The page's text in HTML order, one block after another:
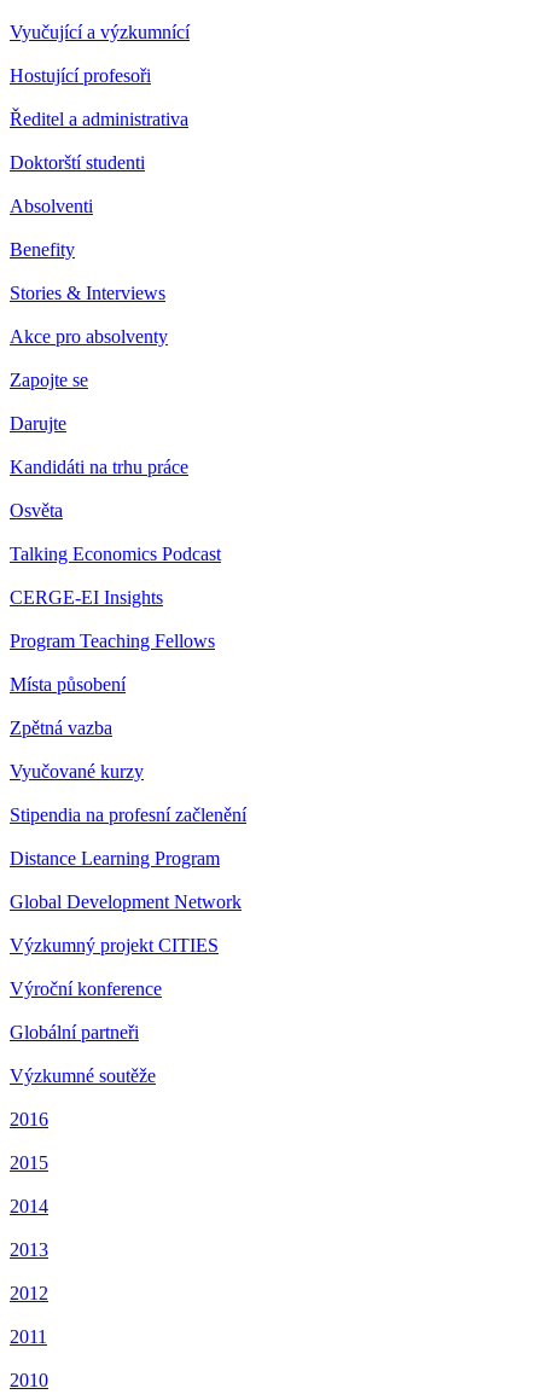
Vyučující a výzkumnící
Hostující profesoři
Ředitel a administrativa
Doktorští studenti
Absolventi
Benefity
Stories & Interviews
Akce pro absolventy
Zapojte se
Darujte
Kandidáti na trhu práce
Osvěta
Talking Economics Podcast
CERGE-EI Insights
Program Teaching Fellows
Místa působení
Zpětná vazba
Vyučované kurzy
Stipendia na profesní začlenění
Distance Learning Program
Global Development Network
Výzkumný projekt CITIES
Výroční konference
Globální partneři
Výzkumné soutěže
2016
2015
2014
2013
2012
2011
2010